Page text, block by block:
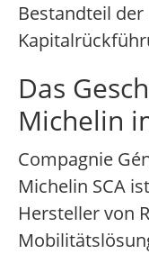
Bestandteil
Das
Michelin
Compagnie
Michelin SCA
Hersteller von